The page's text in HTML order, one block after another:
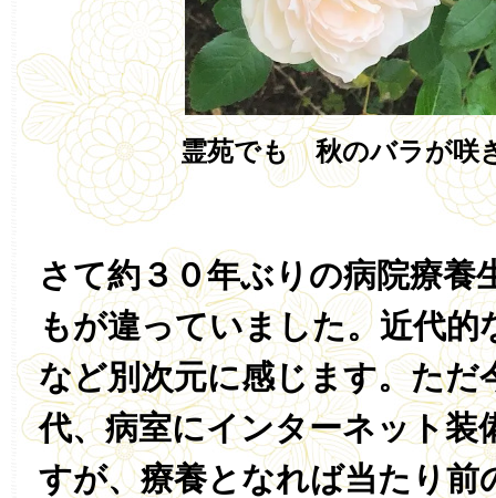
霊苑でも 秋のバラが咲
さて約３０年ぶりの病院療養
もが違っていました。近代的
など別次元に感じます。ただ
代、病室にインターネット装
すが、療養となれば当たり前